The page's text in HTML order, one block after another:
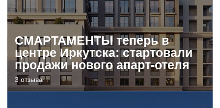
СМАРТАМЕНТЫ теперь в
центре Иркутска: стартовали
продажи нового апарт-отеля
3 отзыва